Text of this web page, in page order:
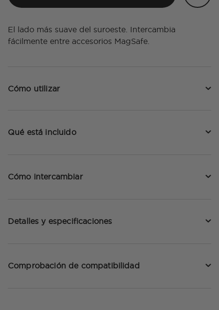
El lado más suave del suroeste. Intercambia
fácilmente entre accesorios MagSafe.
Cómo utilizar
Qué está incluido
Cómo intercambiar
Detalles y especificaciones
Comprobación de compatibilidad